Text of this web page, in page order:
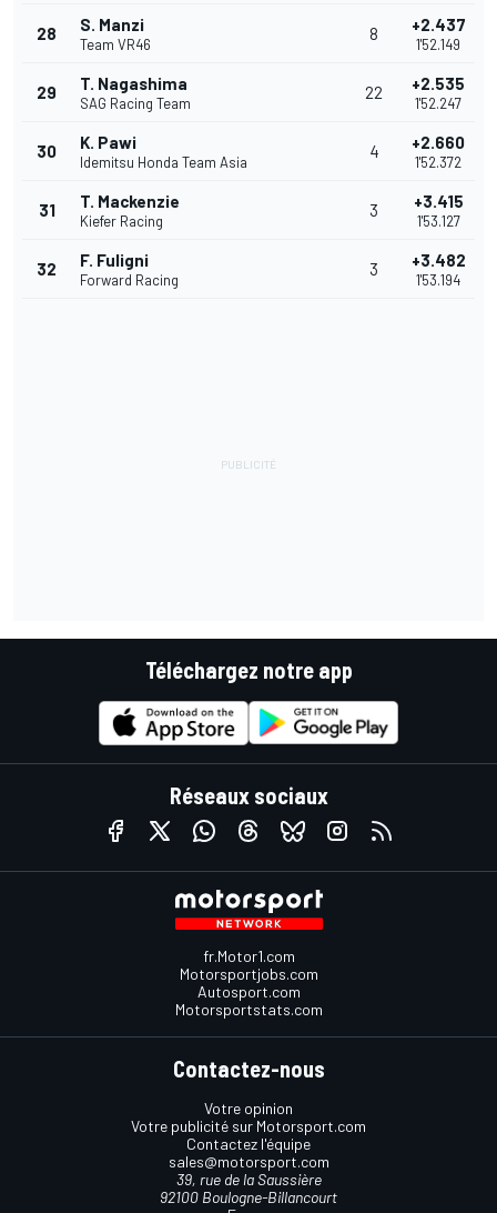
28 S. Manzi
Team VR46
8 +2.437
1'52.149
29 T. Nagashima
SAG Racing Team
22 +2.535
1'52.247
30 K. Pawi
Idemitsu Honda Team Asia
4 +2.660
1'52.372
31 T. Mackenzie
Kiefer Racing
3 +3.415
1'53.127
32 F. Fuligni
Forward Racing
3 +3.482
1'53.194
Téléchargez notre app
Réseaux sociaux
fr.Motor1.com
Motorsportjobs.com
Autosport.com
Motorsportstats.com
Contactez-nous
Votre opinion
Votre publicité sur Motorsport.com
Contactez l'équipe
sales@motorsport.com
39, rue de la Saussière
92100 Boulogne-Billancourt